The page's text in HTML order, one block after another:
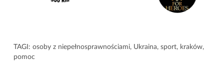
TAGI: osoby z niepełnosprawnościami, Ukraina, sport, kraków,
pomoc